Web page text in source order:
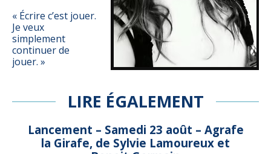
« Écrire c’est jouer.
Je veux
simplement
continuer de
jouer. »
LIRE ÉGALEMENT
Lancement – Samedi 23 août – Agrafe
la Girafe, de Sylvie Lamoureux et